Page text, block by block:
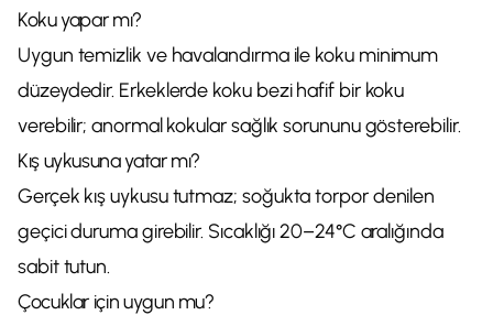
Koku yapar mı?
Uygun temizlik ve havalandırma ile koku minimum
düzeydedir. Erkeklerde koku bezi hafif bir koku
verebilir; anormal kokular sağlık sorununu gösterebilir.
Kış uykusuna yatar mı?
Gerçek kış uykusu tutmaz; soğukta torpor denilen
geçici duruma girebilir. Sıcaklığı 20–24°C aralığında
sabit tutun.
Çocuklar için uygun mu?